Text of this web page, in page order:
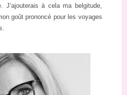
J’ajouterais à cela ma belgitude,
goût prononcé pour les voyages